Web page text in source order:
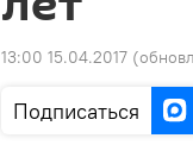
13:00 15.04.2017
Подписаться